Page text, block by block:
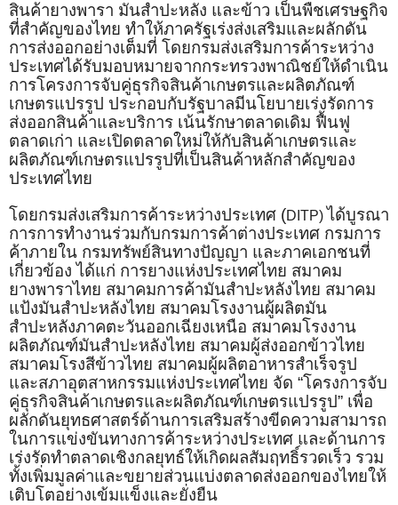
สินค้ายางพารา มันสำปะหลัง และข้าว เป็นพืชเศรษฐกิจ
ที่สำคัญของไทย ทำให้ภาครัฐเร่งส่งเสริมและผลักดัน
การส่งออกอย่างเต็มที่ โดยกรมส่งเสริมการค้าระหว่าง
ประเทศได้รับมอบหมายจากกระทรวงพาณิชย์ให้ดำเนิน
การโครงการจับคู่ธุรกิจสินค้าเกษตรและผลิตภัณฑ์
เกษตรแปรรูป ประกอบกับรัฐบาลมีนโยบายเร่งรัดการ
ส่งออกสินค้าและบริการ เน้นรักษาตลาดเดิม ฟื้นฟู
ตลาดเก่า และเปิดตลาดใหม่ให้กับสินค้าเกษตรและ
ผลิตภัณฑ์เกษตรแปรรูปที่เป็นสินค้าหลักสำคัญของ
ประเทศไทย
โดยกรมส่งเสริมการค้าระหว่างประเทศ (DITP) ได้บูรณา
การการทำงานร่วมกับกรมการค้าต่างประเทศ กรมการ
ค้าภายใน กรมทรัพย์สินทางปัญญา และภาคเอกชนที่
เกี่ยวข้อง ได้แก่ การยางแห่งประเทศไทย สมาคม
ยางพาราไทย สมาคมการค้ามันสำปะหลังไทย สมาคม
แป้งมันสำปะหลังไทย สมาคมโรงงานผู้ผลิตมัน
สำปะหลังภาคตะวันออกเฉียงเหนือ สมาคมโรงงาน
ผลิตภัณฑ์มันสำปะหลังไทย สมาคมผู้ส่งออกข้าวไทย
สมาคมโรงสีข้าวไทย สมาคมผู้ผลิตอาหารสำเร็จรูป
และสภาอุตสาหกรรมแห่งประเทศไทย จัด “โครงการจับ
คู่ธุรกิจสินค้าเกษตรและผลิตภัณฑ์เกษตรแปรรูป” เพื่อ
ผลักดันยุทธศาสตร์ด้านการเสริมสร้างขีดความสามารถ
ในการแข่งขันทางการค้าระหว่างประเทศ และด้านการ
เร่งรัดทำตลาดเชิงกลยุทธ์ให้เกิดผลสัมฤทธิ์รวดเร็ว รวม
ทั้งเพิ่มมูลค่าและขยายส่วนแบ่งตลาดส่งออกของไทยให้
เติบโตอย่างเข้มแข็งและยั่งยืน